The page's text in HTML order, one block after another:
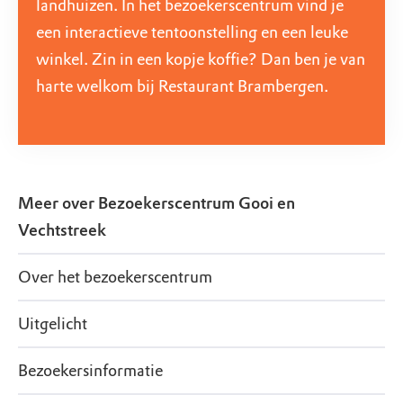
landhuizen. In het bezoekerscentrum vind je
een interactieve tentoonstelling en een leuke
winkel. Zin in een kopje koffie? Dan ben je van
harte welkom bij Restaurant Brambergen.
Meer over Bezoekerscentrum Gooi en
Vechtstreek
Over het bezoekerscentrum
Uitgelicht
Bezoekersinformatie